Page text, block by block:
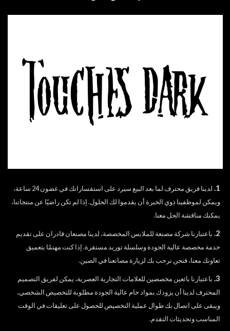
1.
لدينا فريق محترف لما بعد البيع سيرد على استفساراتك في غضون 24 ساعة،
ويمكن لموظفينا ذوي الخبرة أن يقدموا لك الحلول. إذا لم تكن راضيًا عن منتجاتنا،
يمكنك مناقشة الحل معنا.
2. باعتبارنا شركة مصنعة للملابس المخصصة، لدينا مصنعان قادران على تقديم
خدمة مخصصة عالية الجودة وسلسلة توريد مستقرة. إذا كنت مهتمًا بتعميق
تعاونك معنا، فنحن نرحب بك لزيارة مصانعنا في الصين.
3. باعتبارنا بائعين مخصصين للعلامات التجارية العصرية، يمكن لفريق التصميم
المحترف لدينا أن يزودك بمواد خام عالية الجودة مطلوبة للتخصيص الشخصي،
ويبقى على اتصال بك طوال عملية التخصيص للحصول على تعليقات في الوقت
المناسب وتحديثات التقدم.